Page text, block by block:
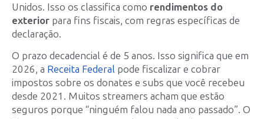
Unidos. Isso os classifica como rendimentos do
exterior para fins fiscais, com regras específicas de
declaração.
O prazo decadencial é de 5 anos. Isso significa que em
2026, a Receita Federal pode fiscalizar e cobrar
impostos sobre os donates e subs que você recebeu
desde 2021. Muitos streamers acham que estão
seguros porque “ninguém falou nada ano passado”. O